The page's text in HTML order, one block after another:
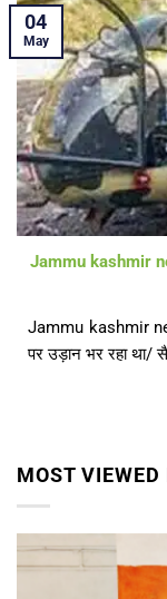
Jammu kashmir
Jammu kashmir
पर उड़ान भर रहा था/
04
May
MOST VIEWED